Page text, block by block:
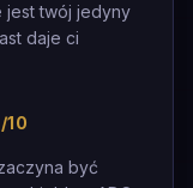
jest twój jedyny
daje ci
10
być